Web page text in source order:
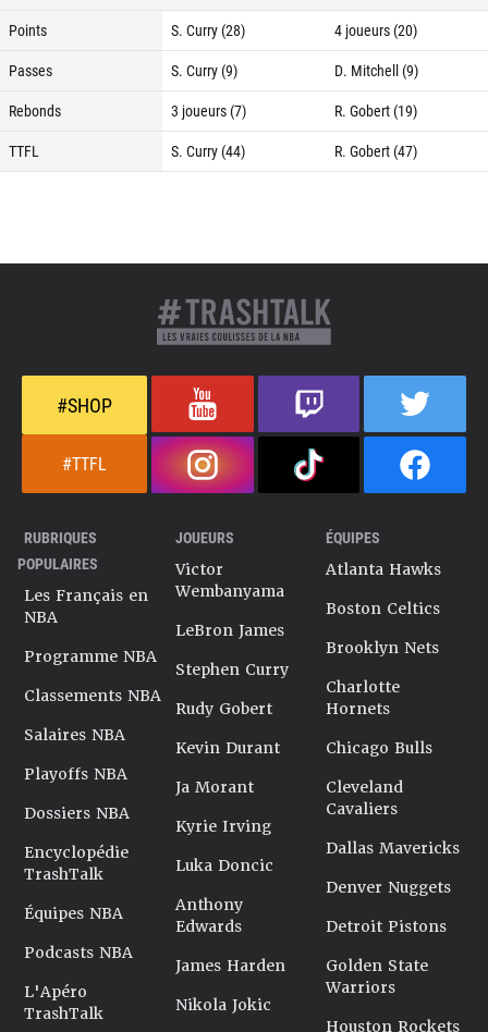
Points S. Curry (28)
4 joueurs (20)
Passes
S. Curry (9)
D. Mitchell (9)
Rebonds
3 joueurs (7)
R. Gobert (19)
TTFL
S. Curry (44) R. Gobert (47)
#SHOP
#TTFL
RUBRIQUES
POPULAIRES
Les Français en
NBA
Programme NBA
Classements NBA
Salaires NBA
Playoffs NBA
Dossiers NBA
Encyclopédie
TrashTalk
Équipes NBA
Podcasts NBA
L'Apéro
TrashTalk
JOUEURS
Victor
Wembanyama
LeBron James
Stephen Curry
Rudy Gobert
Kevin Durant
Ja Morant
Kyrie Irving
Luka Doncic
Anthony
Edwards
James Harden
Nikola Jokic
ÉQUIPES
Atlanta Hawks
Boston Celtics
Brooklyn Nets
Charlotte
Hornets
Chicago Bulls
Cleveland
Cavaliers
Dallas Mavericks
Denver Nuggets
Detroit Pistons
Golden State
Warriors
Houston Rockets